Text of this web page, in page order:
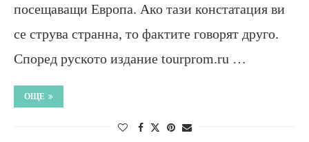
посещаващи Европа. Ако тази констатация ви
се струва странна, то фактите говорят друго.
Според руското издание tourprom.ru …
ОЩЕ